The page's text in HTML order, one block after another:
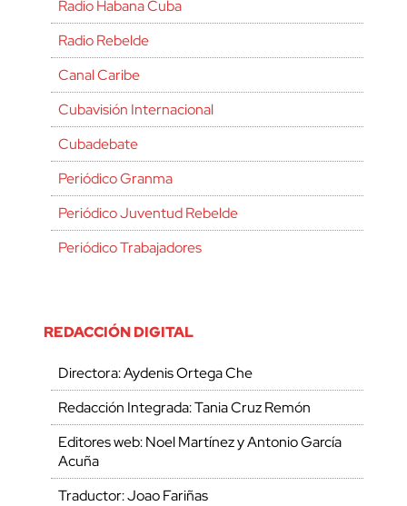
Radio Habana Cuba
Radio Rebelde
Canal Caribe
Cubavisión Internacional
Cubadebate
Periódico Granma
Periódico Juventud Rebelde
Periódico Trabajadores
REDACCIÓN DIGITAL
Directora: Aydenis Ortega Che
Redacción Integrada: Tania Cruz Remón
Editores web: Noel Martínez y Antonio García
Acuña
Traductor: Joao Fariñas